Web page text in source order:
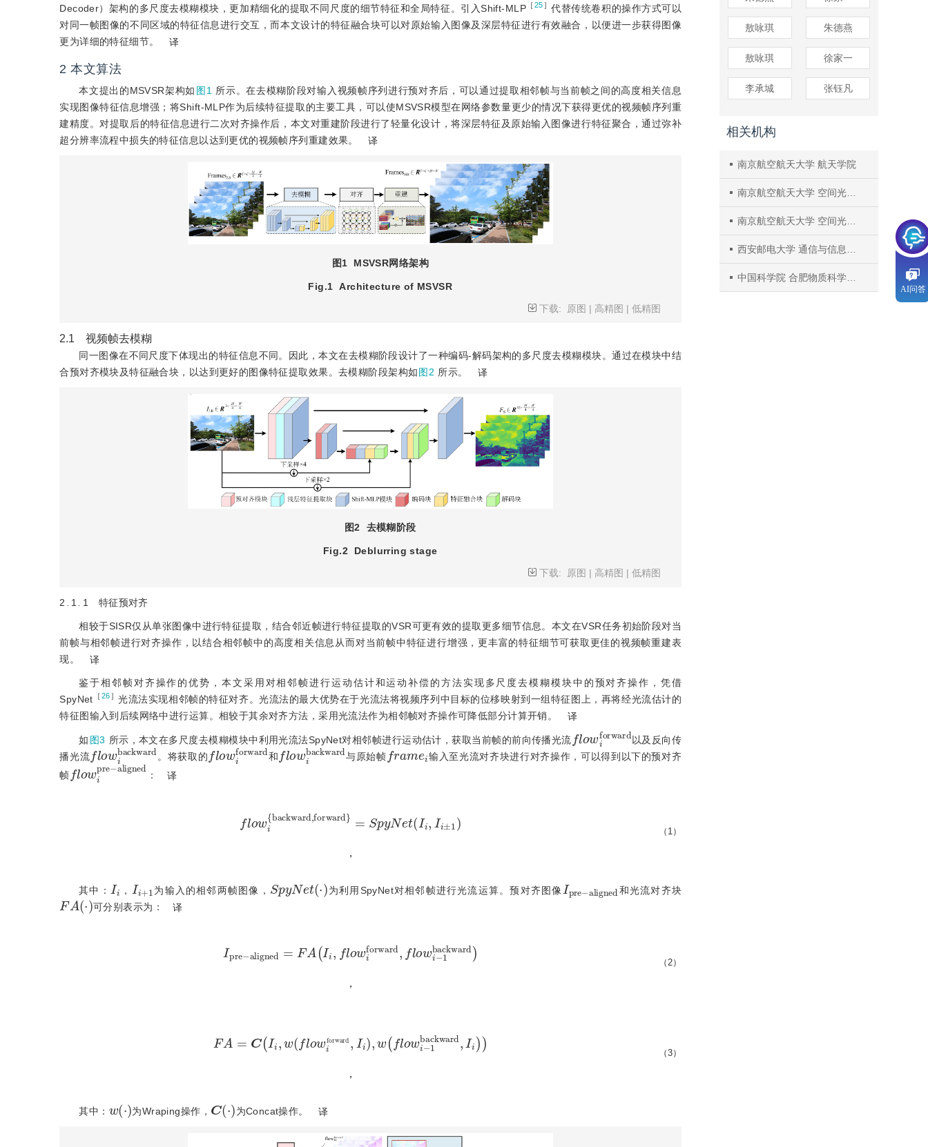
Decoder）架构的多尺度去模糊模块，更加精细化的提取不同尺度的细节特征和全局特征。引入Shift-MLP ［25］ 代替传统卷积的操作方式可以
对同一帧图像的不同区域的特征信息进行交互，而本文设计的特征融合块可以对原始输入图像及深层特征进行有效融合，以便进一步获得图像
更为详细的特征细节。
译
2 本文算法
本文提出的MSVSR架构如 图1 所示。在去模糊阶段对输入视频帧序列进行预对齐后，可以通过提取相邻帧与当前帧之间的高度相关信息
实现图像特征信息增强；将Shift-MLP作为后续特征提取的主要工具，可以使MSVSR模型在网络参数量更少的情况下获得更优的视频帧序列重
建精度。对提取后的特征信息进行二次对齐操作后，本文对重建阶段进行了轻量化设计，将深层特征及原始输入图像进行特征聚合，通过弥补
超分辨率流程中损失的特征信息以达到更优的视频帧序列重建效果。
译
图1 MSVSR网络架构
Fig.1 Architecture of MSVSR
下载:
原图 | 高精图 |低精图
2.1 视频帧去模糊
同一图像在不同尺度下体现出的特征信息不同。因此，本文在去模糊阶段设计了一种编码-解码架构的多尺度去模糊模块。通过在模块中结
合预对齐模块及特征融合块，以达到更好的图像特征提取效果。去模糊阶段架构如图2 所示。 译
图2 去模糊阶段
Fig.2
Deblurring stage
下载:
原图 | 高精图 |低精图
2 1 1 特征预对齐
相较于SISR仅从单张图像中进行特征提取，结合邻近帧进行特征提取的VSR可更有效的提取更多细节信息。本文在VSR任务初始阶段对当
前帧与相邻帧进行对齐操作，以结合相邻帧中的高度相关信息从而对当前帧中特征进行增强，更丰富的特征细节可获取更佳的视频帧重建表
现。
译
鉴于相邻帧对齐操作的优势，本文采用对相邻帧进行运动估计和运动补偿的方法实现多尺度去模糊模块中的预对齐操作，凭借
SpyNet ［26］ 光流法实现相邻帧的特征对齐。光流法的最大优势在于光流法将视频序列中目标的位移映射到一组特征图上，再将经光流估计的
特征图输入到后续网络中进行运算。相较于其余对齐方法，采用光流法作为相邻帧对齐操作可降低部分计算开销。
译
如 图3 所示，本文在多尺度去模糊模块中利用光流法SpyNet对相邻帧进行运动估计，获取当前帧的前向传播光流
lo forwa d
以及反向传
播光流
flo wibackw ard
。将获取的
flowiforward
和
flowibackwa rd
与原始帧
fram ei
输入至光流对齐块进行对齐操作，可以得到以下的预对齐
帧
lo w ipre-
al gned
： 译
ibackward,forw e 1
，
（1）
其中：
Ii
，
Ii+
为输入的相邻两帧图像，
S yN et ⋅
为利用SpyNet对相邻帧进行光流运算。预对齐图像
Ip
a
和光流对齐块
FA⋅
可分别表示为： 译
re FA i, flo ifo ward,fl wi backwa
，
（2）
F CIi,w w ifo ward, ,w w i-1 ackwar ,I i
，
（3）
其中：
⋅
为Wraping操作，
C⋅
为Concat操作。 译
敖咏琪 朱德燕
敖咏琪 徐家一
李承城 张钰凡
相关机构
南京航空航天大学 航天学院
南京航空航天大学 空间光电探测与感知工信部重点实验室
南京航空航天大学 空间光电探测与感知工信部重点实验室
西安邮电大学 通信与信息工程学院
中国科学院 合肥物质科学研究院智能机械研究所
AI问答